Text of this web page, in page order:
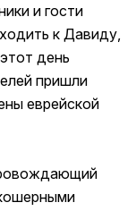
и гости
к Давиду,
день
пришли
еврейской